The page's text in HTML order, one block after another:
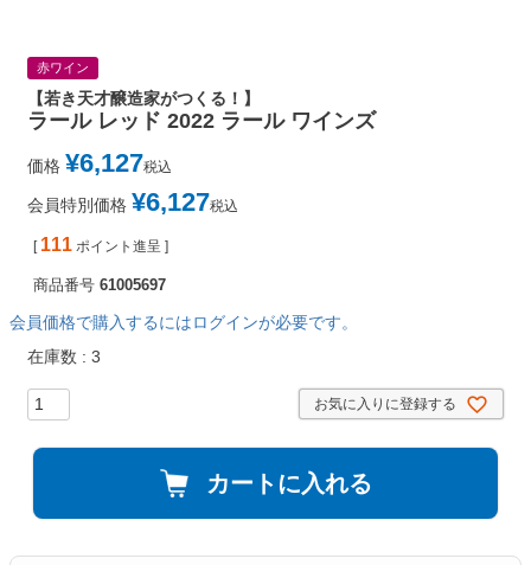
赤ワイン
【若き天才醸造家がつくる！】
ラール レッド 2022 ラール ワインズ
価格 ¥6,127税込
会員特別価格 ¥6,127税込
[ 111 ポイント進呈 ]
商品番号 61005697
会員価格で購入するにはログインが必要です。
在庫数
3
お気に入りに登録する
カートに入れる